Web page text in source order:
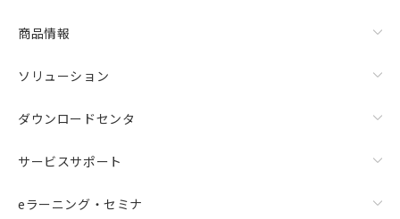
商品情報
ソリューション
ダウンロードセンタ
サービスサポート
eラーニング・セミナ